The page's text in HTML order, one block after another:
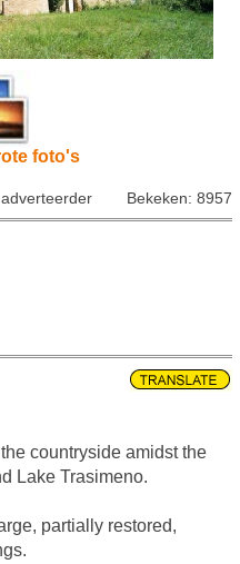
foto's
Bekeken: 8957
countryside amidst the
Lake Trasimeno.
partially restored,